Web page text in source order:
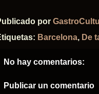
por
Barcelona, De
No hay comentarios:
Publicar un comentario